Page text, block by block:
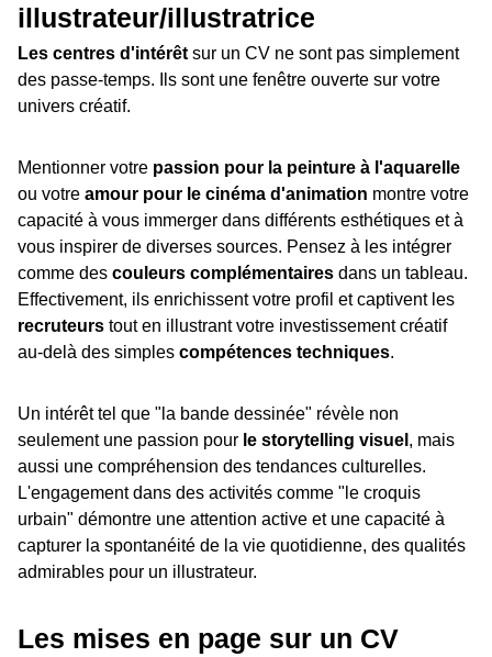
illustrateur/illustratrice
Les centres d'intérêt sur un CV ne sont pas simplement
des passe-temps. Ils sont une fenêtre ouverte sur votre
univers créatif.
Mentionner votre passion pour la peinture à l'aquarelle
ou votre amour pour le cinéma d'animation montre votre
capacité à vous immerger dans différents esthétiques et à
vous inspirer de diverses sources. Pensez à les intégrer
comme des couleurs complémentaires dans un tableau.
Effectivement, ils enrichissent votre profil et captivent les
recruteurs tout en illustrant votre investissement créatif
au-delà des simples compétences techniques.
Un intérêt tel que "la bande dessinée" révèle non
seulement une passion pour le storytelling visuel , mais
aussi une compréhension des tendances culturelles.
L'engagement dans des activités comme "le croquis
urbain" démontre une attention active et une capacité à
capturer la spontanéité de la vie quotidienne, des qualités
admirables pour un illustrateur.
Les mises en page sur un CV